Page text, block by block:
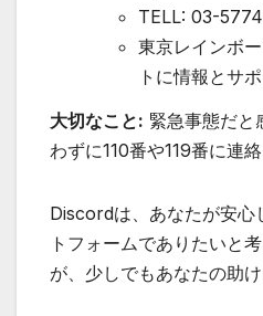
TELL: 03-
東京レインボ
トに情報とサ
大切なこと: 緊急事態だと
わずに110番や119番に連
Discordは、あなたが安心
トフォームでありたいと
が、少しでもあなたの助